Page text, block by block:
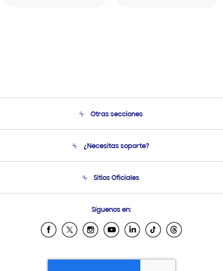
Otras secciones
Soporte
Seguimiento de tu pedido
¿Necesitas soporte?
Soporte vía eMail
Sitios Oficiales
Samsung Ecuador
Samsung El Salvador
Samsung Honduras
Síguenos en: